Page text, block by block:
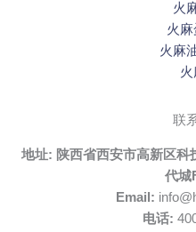
火
火
火麻
火
联
地址: 陕西省西安市高新区科
代城
Email:
电话: